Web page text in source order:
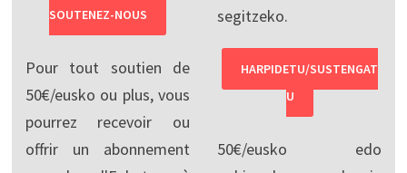
SOUTENEZ-NOUS
Pour tout soutien de
50€/eusko ou plus, vous
pourrez recevoir ou
offrir un abonnement
segitzeko.
HARPIDETU/SUSTENGAT
U
50€/eusko edo